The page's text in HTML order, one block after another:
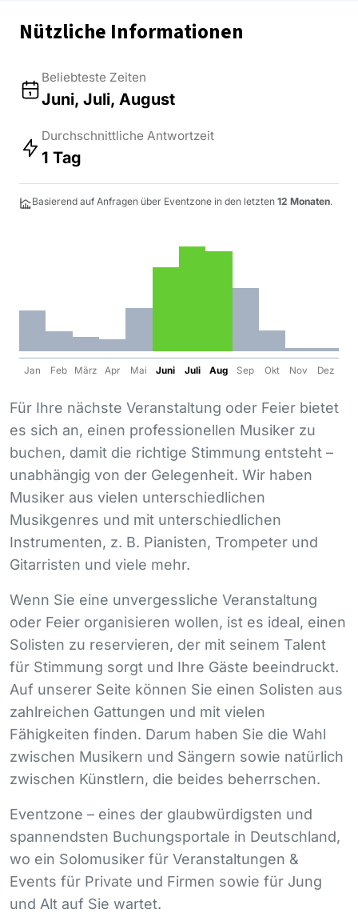
Nützliche Informationen
Beliebteste Zeiten
Juni, Juli, August
Durchschnittliche Antwortzeit
1 Tag
Basierend auf Anfragen über Eventzone in den letzten 12 Monaten.
Jan Feb März Apr Mai Juni Juli Aug Sep Okt Nov Dez
Für Ihre nächste Veranstaltung oder Feier bietet
es sich an, einen professionellen Musiker zu
buchen, damit die richtige Stimmung entsteht –
unabhängig von der Gelegenheit. Wir haben
Musiker aus vielen unterschiedlichen
Musikgenres und mit unterschiedlichen
Instrumenten, z. B. Pianisten, Trompeter und
Gitarristen und viele mehr.
Wenn Sie eine unvergessliche Veranstaltung
oder Feier organisieren wollen, ist es ideal, einen
Solisten zu reservieren, der mit seinem Talent
für Stimmung sorgt und Ihre Gäste beeindruckt.
Auf unserer Seite können Sie einen Solisten aus
zahlreichen Gattungen und mit vielen
Fähigkeiten finden. Darum haben Sie die Wahl
zwischen Musikern und Sängern sowie natürlich
zwischen Künstlern, die beides beherrschen.
Eventzone – eines der glaubwürdigsten und
spannendsten Buchungsportale in Deutschland,
wo ein Solomusiker für Veranstaltungen &
Events für Private und Firmen sowie für Jung
und Alt auf Sie wartet.